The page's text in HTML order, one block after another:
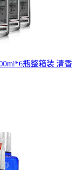
瓶整箱装 清香